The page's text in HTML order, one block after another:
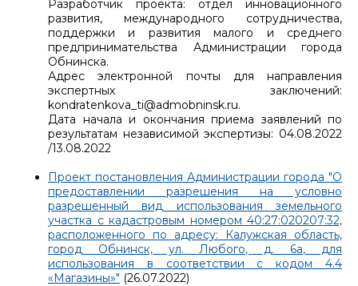
Разработчик проекта: отдел инновационного
развития, международного сотрудничества,
поддержки и развития малого и среднего
предпринимательства Администрации города
Обнинска.
Адрес электронной почты для направления
экспертных заключений:
kondratenkova_ti@admobninsk.ru.
Дата начала и окончания приема заявлений по
результатам независимой экспертизы: 04.08.2022
/13.08.2022
Проект постановления Администрации города "О
предоставлении разрешения на условно
разрешенный вид использования земельного
участка с кадастровым номером 40:27:020207:32,
расположенного по адресу: Калужская область,
город Обнинск, ул. Любого, д. 6а, для
использования в соответствии с кодом 4.4
«Магазины»" (26.07.2022)